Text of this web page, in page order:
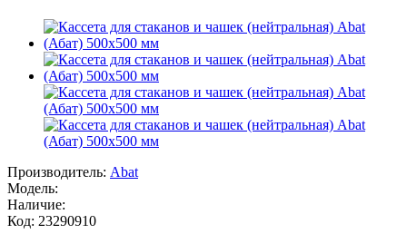
Производитель: Abat
Модель:
Наличие:
Код: 23290910